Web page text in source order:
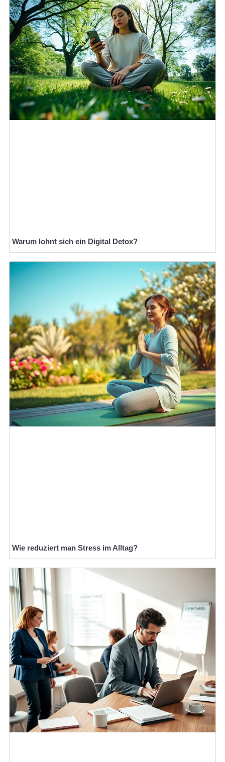
Warum lohnt sich ein Digital Detox?
Wie reduziert man Stress im Alltag?